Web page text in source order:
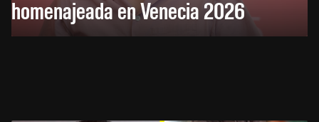
homenajeada en Venecia 2026